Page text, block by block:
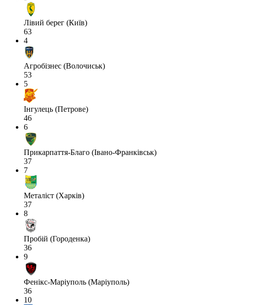
Лівий берег (Київ)
63
4
Агробізнес (Волочиськ)
53
5
Інгулець (Петрове)
46
6
Прикарпаття-Благо (Івано-Франківськ)
37
7
Металіст (Харків)
37
8
Пробій (Городенка)
36
9
Фенікс-Маріуполь (Маріуполь)
36
10